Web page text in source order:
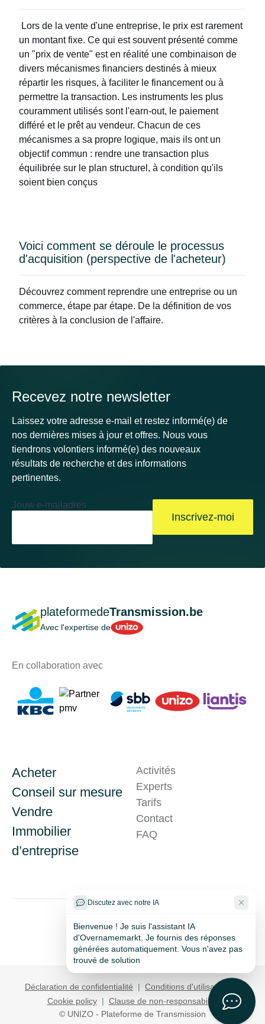
Lors de la vente d'une entreprise, le prix est rarement
un montant fixe. Ce qui est souvent présenté comme
un "prix de vente" est en réalité une combinaison de
divers mécanismes financiers destinés à mieux
répartir les risques, à faciliter le financement ou à
permettre la transaction. Les instruments les plus
couramment utilisés sont l'earn-out, le paiement
différé et le prêt au vendeur. Chacun de ces
mécanismes a sa propre logique, mais ils ont un
objectif commun : rendre une transaction plus
équilibrée sur le plan structurel, à condition qu'ils
soient bien conçus
​Voici comment se déroule le processus
d'acquisition (perspective de l'acheteur)
Découvrez comment reprendre une entreprise ou un
commerce, étape par étape. De la définition de vos
critères à la conclusion de l'affaire.
Recevez notre newsletter
Laissez votre adresse e-mail et restez informé(e) de
nos dernières mises à jour et offres. Nous vous
tiendrons volontiers informé(e) des nouveaux
résultats de recherche et des informations
pertinentes.
Jouw e-mailadres
Inscrivez-moi
plateformedeTransmission.be
Avec l'expertise deUnizo
En collaboration avec
Acheter
Conseil sur mesure
Vendre
Immobilier
d’entreprise
Activités
Experts
Tarifs
Contact
FAQ
Déclaration de confidentialité | Conditions d'utilisation
Cookie policy | Clause de non-responsabilité
© UNIZO - Plateforme de Transmission
Discutez avec notre IA
Bienvenue ! Je suis l'assistant IA
d'Overnamemarkt. Je fournis des réponses
générées automatiquement. Vous n'avez pas
trouvé de solution ? Notre équipe vo
Problème technique ?